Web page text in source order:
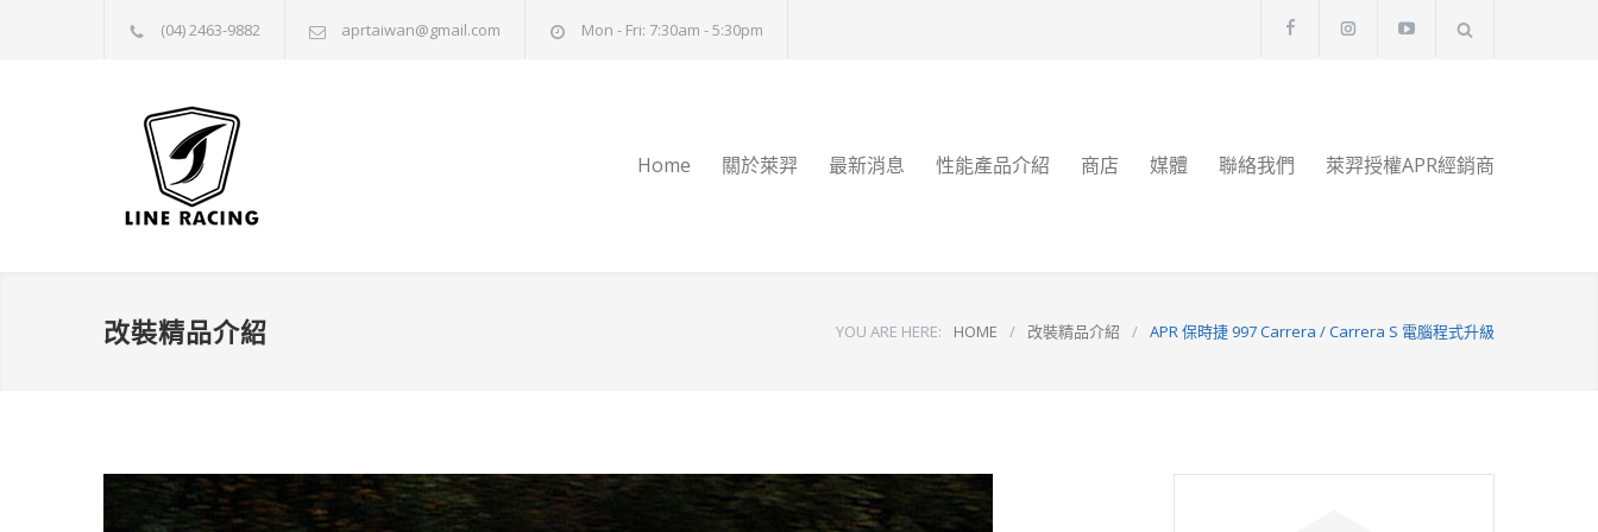
(04) 2463-9882 aprtaiwan@gmail.com Mon - Fri: 7:30am - 5:30pm
Home 關於萊羿 最新消息 性能產品介紹 商店 媒體 聯絡我們 萊羿授權APR經銷商
改裝精品介紹 YOU ARE HERE: HOME / 改裝精品介紹 / APR 保時捷 997 Carrera / Carrera S 電腦程式升級